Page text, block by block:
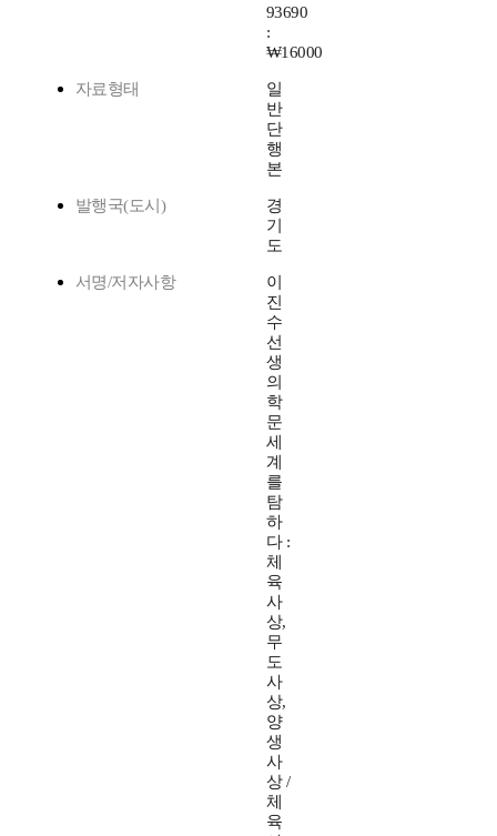
93690
:
₩16000
자료형태
일
반
단
행
본
발행국(도시)
경
기
도
서명/저자사항
이
진
수
선
생
의
학
문
세
계
를
탐
하
다 :
체
육
사
상,
무
도
사
상,
양
생
사
상 /
체
육